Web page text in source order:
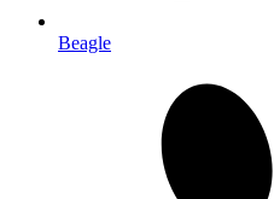
Beagle